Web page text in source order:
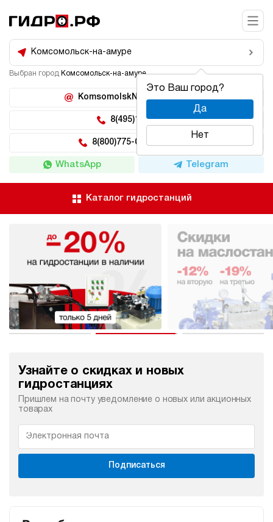
Комсомольск-на-амуре
Это Ваш город?
Да
Нет
Выбран город Комсомольск-на-амуре
KomsomolskNaAmure@hidro.ru
8(495)150-04-62
8(800)775-04-62 доб 222
WhatsApp Telegram
Каталог гидростанций
Узнайте о скидках и новых
гидростанциях
Пришлем на почту уведомление о новых или акционных
товарах
Подписаться